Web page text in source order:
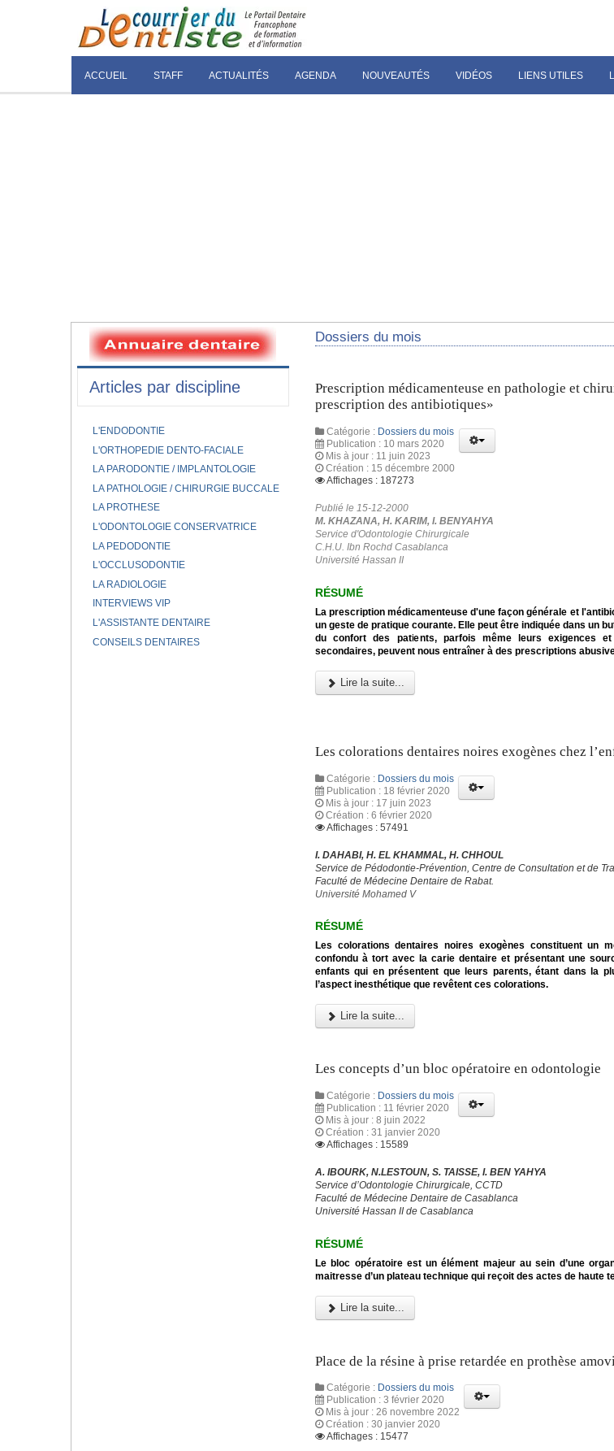
ACCUEIL STAFF ACTUALITÉS AGENDA NOUVEAUTÉS VIDÉOS LIENS UTILES
Dossiers du mois
Prescription médicamenteuse en pathologie et
prescription des antibiotiques»
Catégorie : Dossiers du mois
Publication : 10 mars 2020
Mis à jour : 11 juin 2023
Création : 15 décembre 2000
Affichages : 187273
Publié le 15-12-2000
M. KHAZANA, H. KARIM, I. BENYAHYA
Service d'Odontologie Chirurgicale
C.H.U. Ibn Rochd Casablanca
Université Hassan II
RÉSUMÉ
La prescription médicamenteuse d'une façon générale et
un geste de pratique courante. Elle peut être indiquée dans un
du confort des patients, parfois même leurs exigences
secondaires, peuvent nous entraîner à des prescriptions
Lire la suite...
Les colorations dentaires noires exogènes chez
Catégorie : Dossiers du mois
Publication : 18 février 2020
Mis à jour : 17 juin 2023
Création : 6 février 2020
Affichages : 57491
I. DAHABI, H. EL KHAMMAL, H. CHHOUL
Service de Pédodontie-Prévention, Centre de Consultation et de
Faculté de Médecine Dentaire de Rabat.
Université Mohamed V
RÉSUMÉ
Les colorations dentaires noires exogènes constituent un
confondu à tort avec la carie dentaire et présentant une
enfants qui en présentent que leurs parents, étant dans la
l’aspect inesthétique que revêtent ces colorations.
Lire la suite...
Les concepts d’un bloc opératoire en odontologie
Catégorie : Dossiers du mois
Publication : 11 février 2020
Mis à jour : 8 juin 2022
Création : 31 janvier 2020
Affichages : 15589
A. IBOURK, N.LESTOUN, S. TAISSE, I. BEN YAHYA
Service d’Odontologie Chirurgicale, CCTD
Faculté de Médecine Dentaire de Casablanca
Université Hassan II de Casablanca
RÉSUMÉ
Le bloc opératoire est un élément majeur au sein d’une
maitresse d’un plateau technique qui reçoit des actes de haute
Lire la suite...
Place de la résine à prise retardée en prothèse
Catégorie : Dossiers du mois
Publication : 3 février 2020
Mis à jour : 26 novembre 2022
Création : 30 janvier 2020
Affichages : 15477
Articles par discipline
L'ENDODONTIE
L'ORTHOPEDIE DENTO-FACIALE
LA PARODONTIE / IMPLANTOLOGIE
LA PATHOLOGIE / CHIRURGIE BUCCALE
LA PROTHESE
L'ODONTOLOGIE CONSERVATRICE
LA PEDODONTIE
L'OCCLUSODONTIE
LA RADIOLOGIE
INTERVIEWS VIP
L'ASSISTANTE DENTAIRE
CONSEILS DENTAIRES